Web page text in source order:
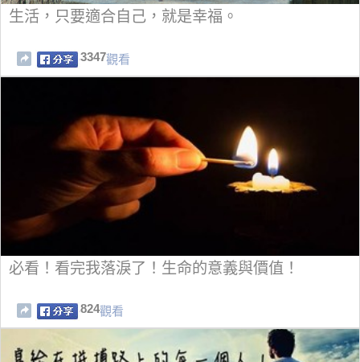
生活，只要適合自己，就是幸福。
3347觀看
必看！看完我落淚了！生命的意義與價值！
824觀看